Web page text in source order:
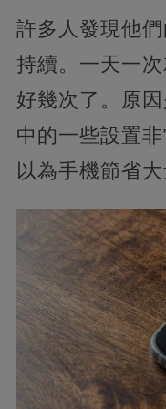
許多人發現他
持續。一天一
好幾次了。原
中的一些設置
以為手機節省